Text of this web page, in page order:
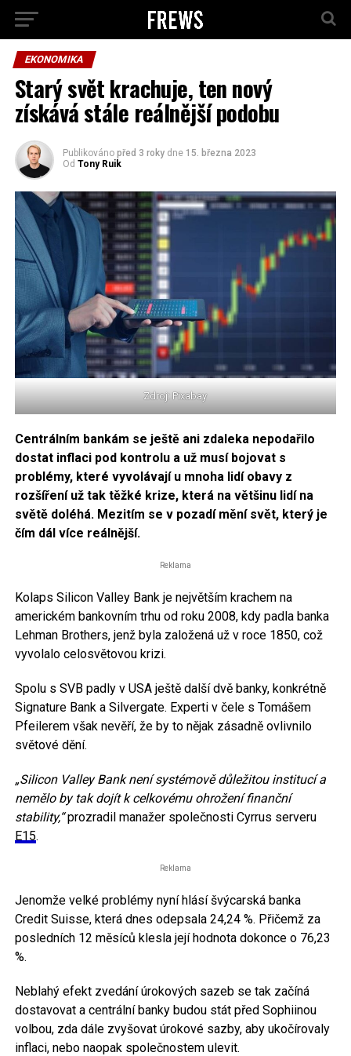
EKONOMIKA
Starý svět krachuje, ten nový
získává stále reálnější podobu
Publikováno před 3 roky dne 15. března 2023
Od Tony Ruik
Zdroj: Pixabay
Centrálním bankám se ještě ani zdaleka nepodařilo
dostat inflaci pod kontrolu a už musí bojovat s
problémy, které vyvolávají u mnoha lidí obavy z
rozšíření už tak těžké krize, která na většinu lidí na
světě doléhá. Mezitím se v pozadí mění svět, který je
čím dál více reálnější.
Reklama
Kolaps Silicon Valley Bank je největším krachem na
americkém bankovním trhu od roku 2008, kdy padla banka
Lehman Brothers, jenž byla založená už v roce 1850, což
vyvolalo celosvětovou krizi.
Spolu s SVB padly v USA ještě další dvě banky, konkrétně
Signature Bank a Silvergate. Experti v čele s Tomášem
Pfeilerem však nevěří, že by to nějak zásadně ovlivnilo
světové dění.
„Silicon Valley Bank není systémově důležitou institucí a
nemělo by tak dojít k celkovému ohrožení finanční
stability,“prozradil manažer společnosti Cyrrus serveru
E15.
Reklama
Jenomže velké problémy nyní hlásí švýcarská banka
Credit Suisse, která dnes odepsala 24,24 %. Přičemž za
posledních 12 měsíců klesla její hodnota dokonce o 76,23
%.
Neblahý efekt zvedání úrokových sazeb se tak začíná
dostavovat a centrální banky budou stát před Sophiinou
volbou, zda dále zvyšovat úrokové sazby, aby ukočírovaly
inflaci, nebo naopak společnostem ulevit.